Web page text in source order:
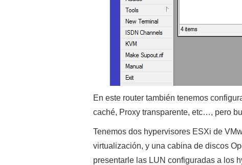
En este router también tenemos
caché, Proxy transparente, etc…, pero
Tenemos dos hypervisores ESXi de
virtualización, y una cabina de discos
presentarle las LUN configuradas a los